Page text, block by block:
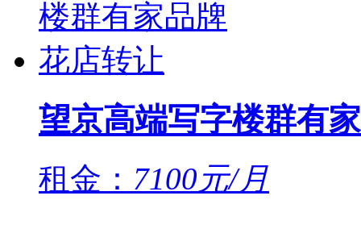
望京高端写字楼群有
租金： 7100元/月